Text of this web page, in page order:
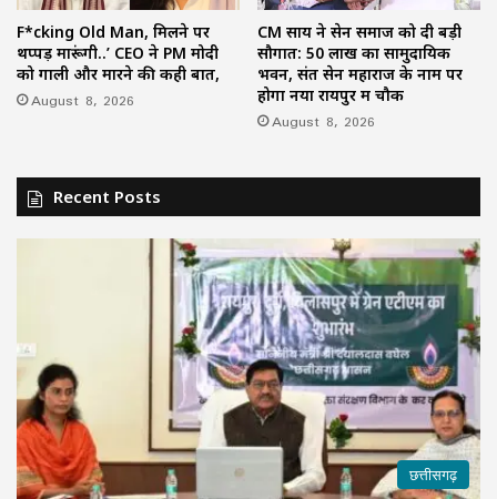
F*cking Old Man, मिलने पर
थप्पड़ मारूंगी..’ CEO ने PM मोदी
को गाली और मारने की कही बात,
August 8, 2026
CM साय ने सेन समाज को दी बड़ी
सौगात: 50 लाख का सामुदायिक
भवन, संत सेन महाराज के नाम पर
होगा नया रायपुर में चौक
August 8, 2026
Recent Posts
छत्तीसगढ़